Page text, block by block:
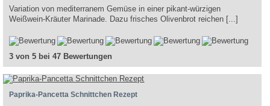
Variation von mediterranem Gemüse in einer pikant-würzigen
Weißwein-Kräuter Marinade. Dazu frisches Olivenbrot reichen [...]
3 von 5 bei 47 Bewertungen
Paprika-Pancetta Schnittchen Rezept